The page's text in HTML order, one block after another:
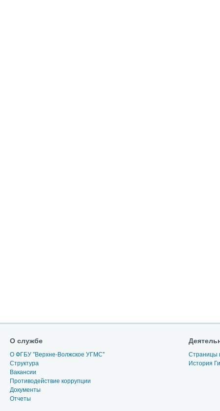
О службе
О ФГБУ "Верхне-Волжское УГМС"
Структура
Вакансии
Противодействие коррупции
Документы
Отчеты
Страницы
История